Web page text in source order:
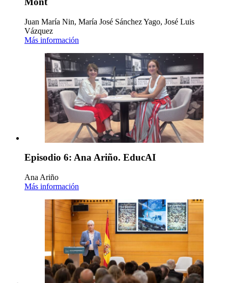
Juan María Nin, María José Sánchez Yago, José Luis
Vázquez
Más información
Episodio 6: Ana Ariño. EducAI
Ana Ariño
Más información